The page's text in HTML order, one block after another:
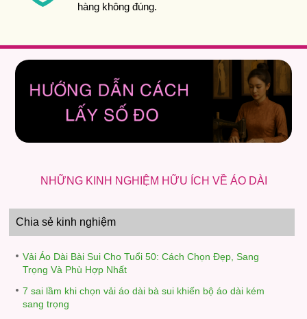
hàng không đúng.
NHỮNG KINH NGHIỆM HỮU ÍCH VỀ ÁO DÀI
Chia sẻ kinh nghiệm
Vải Áo Dài Bài Sui Cho Tuổi 50: Cách Chọn Đẹp, Sang
Trọng Và Phù Hợp Nhất
7 sai lầm khi chọn vải áo dài bà sui khiến bộ áo dài kém
sang trọng